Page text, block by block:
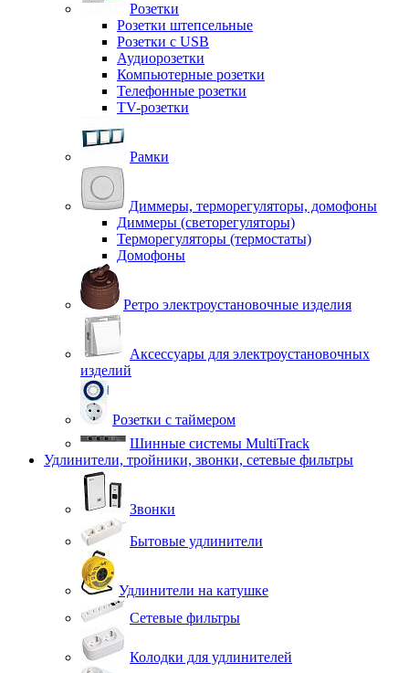
Розетки
Розетки штепсельные
Розетки с USB
Аудиорозетки
Компьютерные розетки
Телефонные розетки
TV-розетки
Рамки
Диммеры, терморегуляторы, домофоны
Диммеры (светорегуляторы)
Терморегуляторы (термостаты)
Домофоны
Ретро электроустановочные изделия
Аксессуары для электроустановочных
изделий
Розетки с таймером
Шинные системы MultiTrack
Удлинители, тройники, звонки, сетевые фильтры
Звонки
Бытовые удлинители
Удлинители на катушке
Сетевые фильтры
Колодки для удлинителей